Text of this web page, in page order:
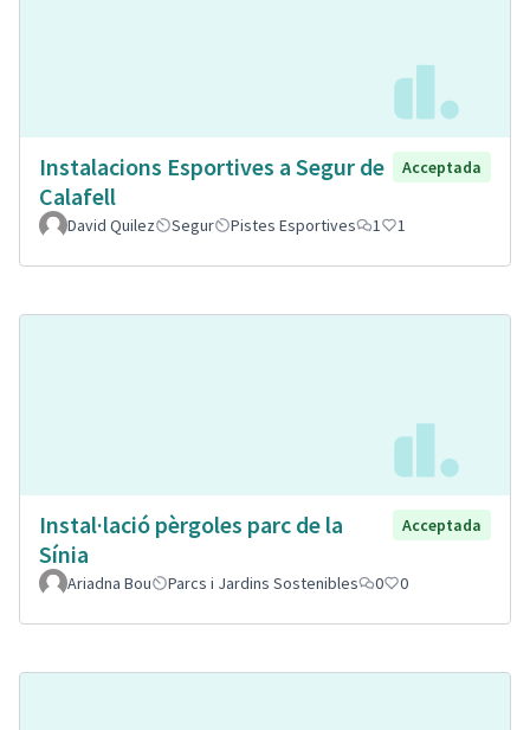
Instalacions Esportives a Segur de
Calafell
Acceptada
David Quilez Segur Pistes Esportives 1 1
Instal·lació pèrgoles parc de la
Sínia
Acceptada
Ariadna Bou Parcs i Jardins Sostenibles 0 0